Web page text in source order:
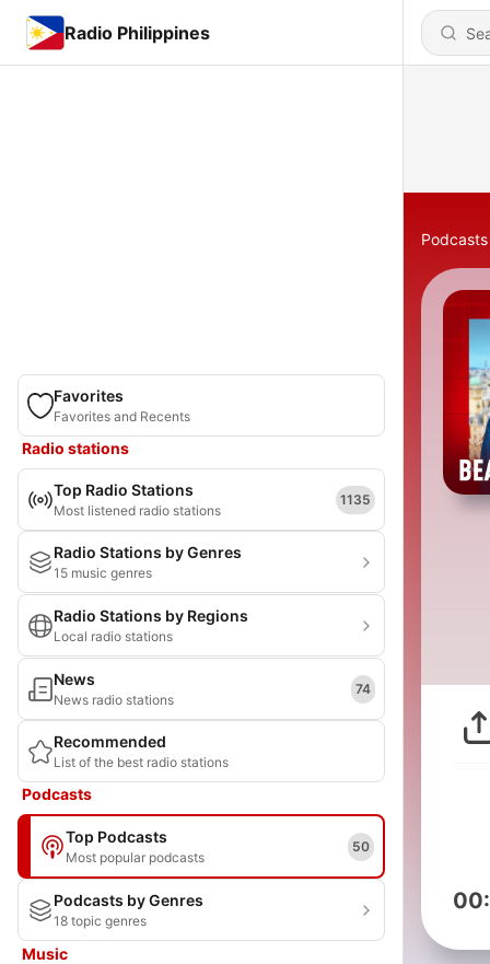
Radio Philippines
Favorites
Favorites and Recents
Radio stations
Top Radio Stations
Most listened radio stations
1135
Radio Stations by Genres
15 music genres
Radio Stations by Regions
Local radio stations
News
News radio stations
74
Recommended
List of the best radio stations
Podcasts
Top Podcasts
Most popular podcasts
50
Podcasts by Genres
18 topic genres
Music
Podcasts